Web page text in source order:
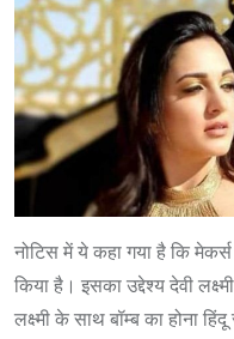
नोटिस में ये कहा गया है कि
किया है। इसका उद्देश्य देवी
लक्ष्मी के साथ बॉम्ब का होना